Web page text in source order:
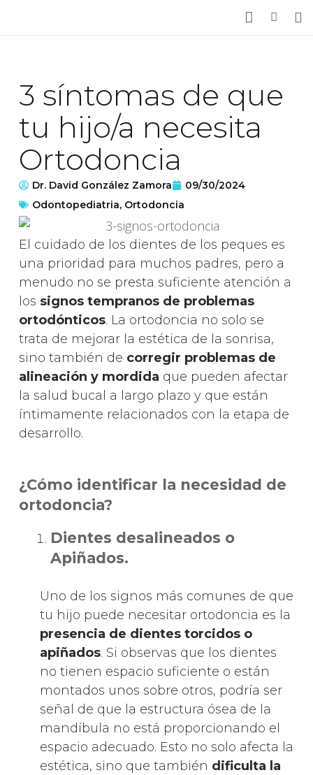
Casos clínicos
Noticias
Acceso Pacientes
Pedir cita
3 síntomas de que
tu hijo/a necesita
Ortodoncia
Dr. David González Zamora
09/30/2024
Odontopediatria, Ortodoncia
El cuidado de los dientes de los peques es
una prioridad para muchos padres, pero a
menudo no se presta suficiente atención a
los signos tempranos de problemas
ortodónticos. La ortodoncia no solo se
trata de mejorar la estética de la sonrisa,
sino también de corregir problemas de
alineación y mordida que pueden afectar
la salud bucal a largo plazo y que están
íntimamente relacionados con la etapa de
desarrollo.
¿Cómo identificar la necesidad de
ortodoncia?
Dientes desalineados o
Apiñados.
Uno de los signos más comunes de que
tu hijo puede necesitar ortodoncia es la
presencia de dientes torcidos o
apiñados. Si observas que los dientes
no tienen espacio suficiente o están
montados unos sobre otros, podría ser
señal de que la estructura ósea de la
mandíbula no está proporcionando el
espacio adecuado. Esto no solo afecta la
estética, sino que también dificulta la